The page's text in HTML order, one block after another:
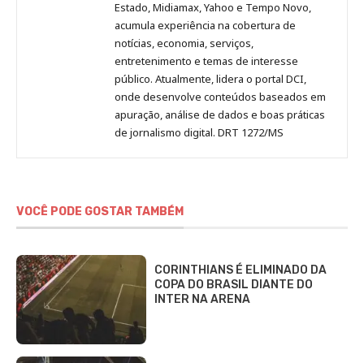
Estado, Midiamax, Yahoo e Tempo Novo,
acumula experiência na cobertura de
notícias, economia, serviços,
entretenimento e temas de interesse
público. Atualmente, lidera o portal DCI,
onde desenvolve conteúdos baseados em
apuração, análise de dados e boas práticas
de jornalismo digital. DRT 1272/MS
VOCÊ PODE GOSTAR TAMBÉM
CORINTHIANS É ELIMINADO DA
COPA DO BRASIL DIANTE DO
INTER NA ARENA